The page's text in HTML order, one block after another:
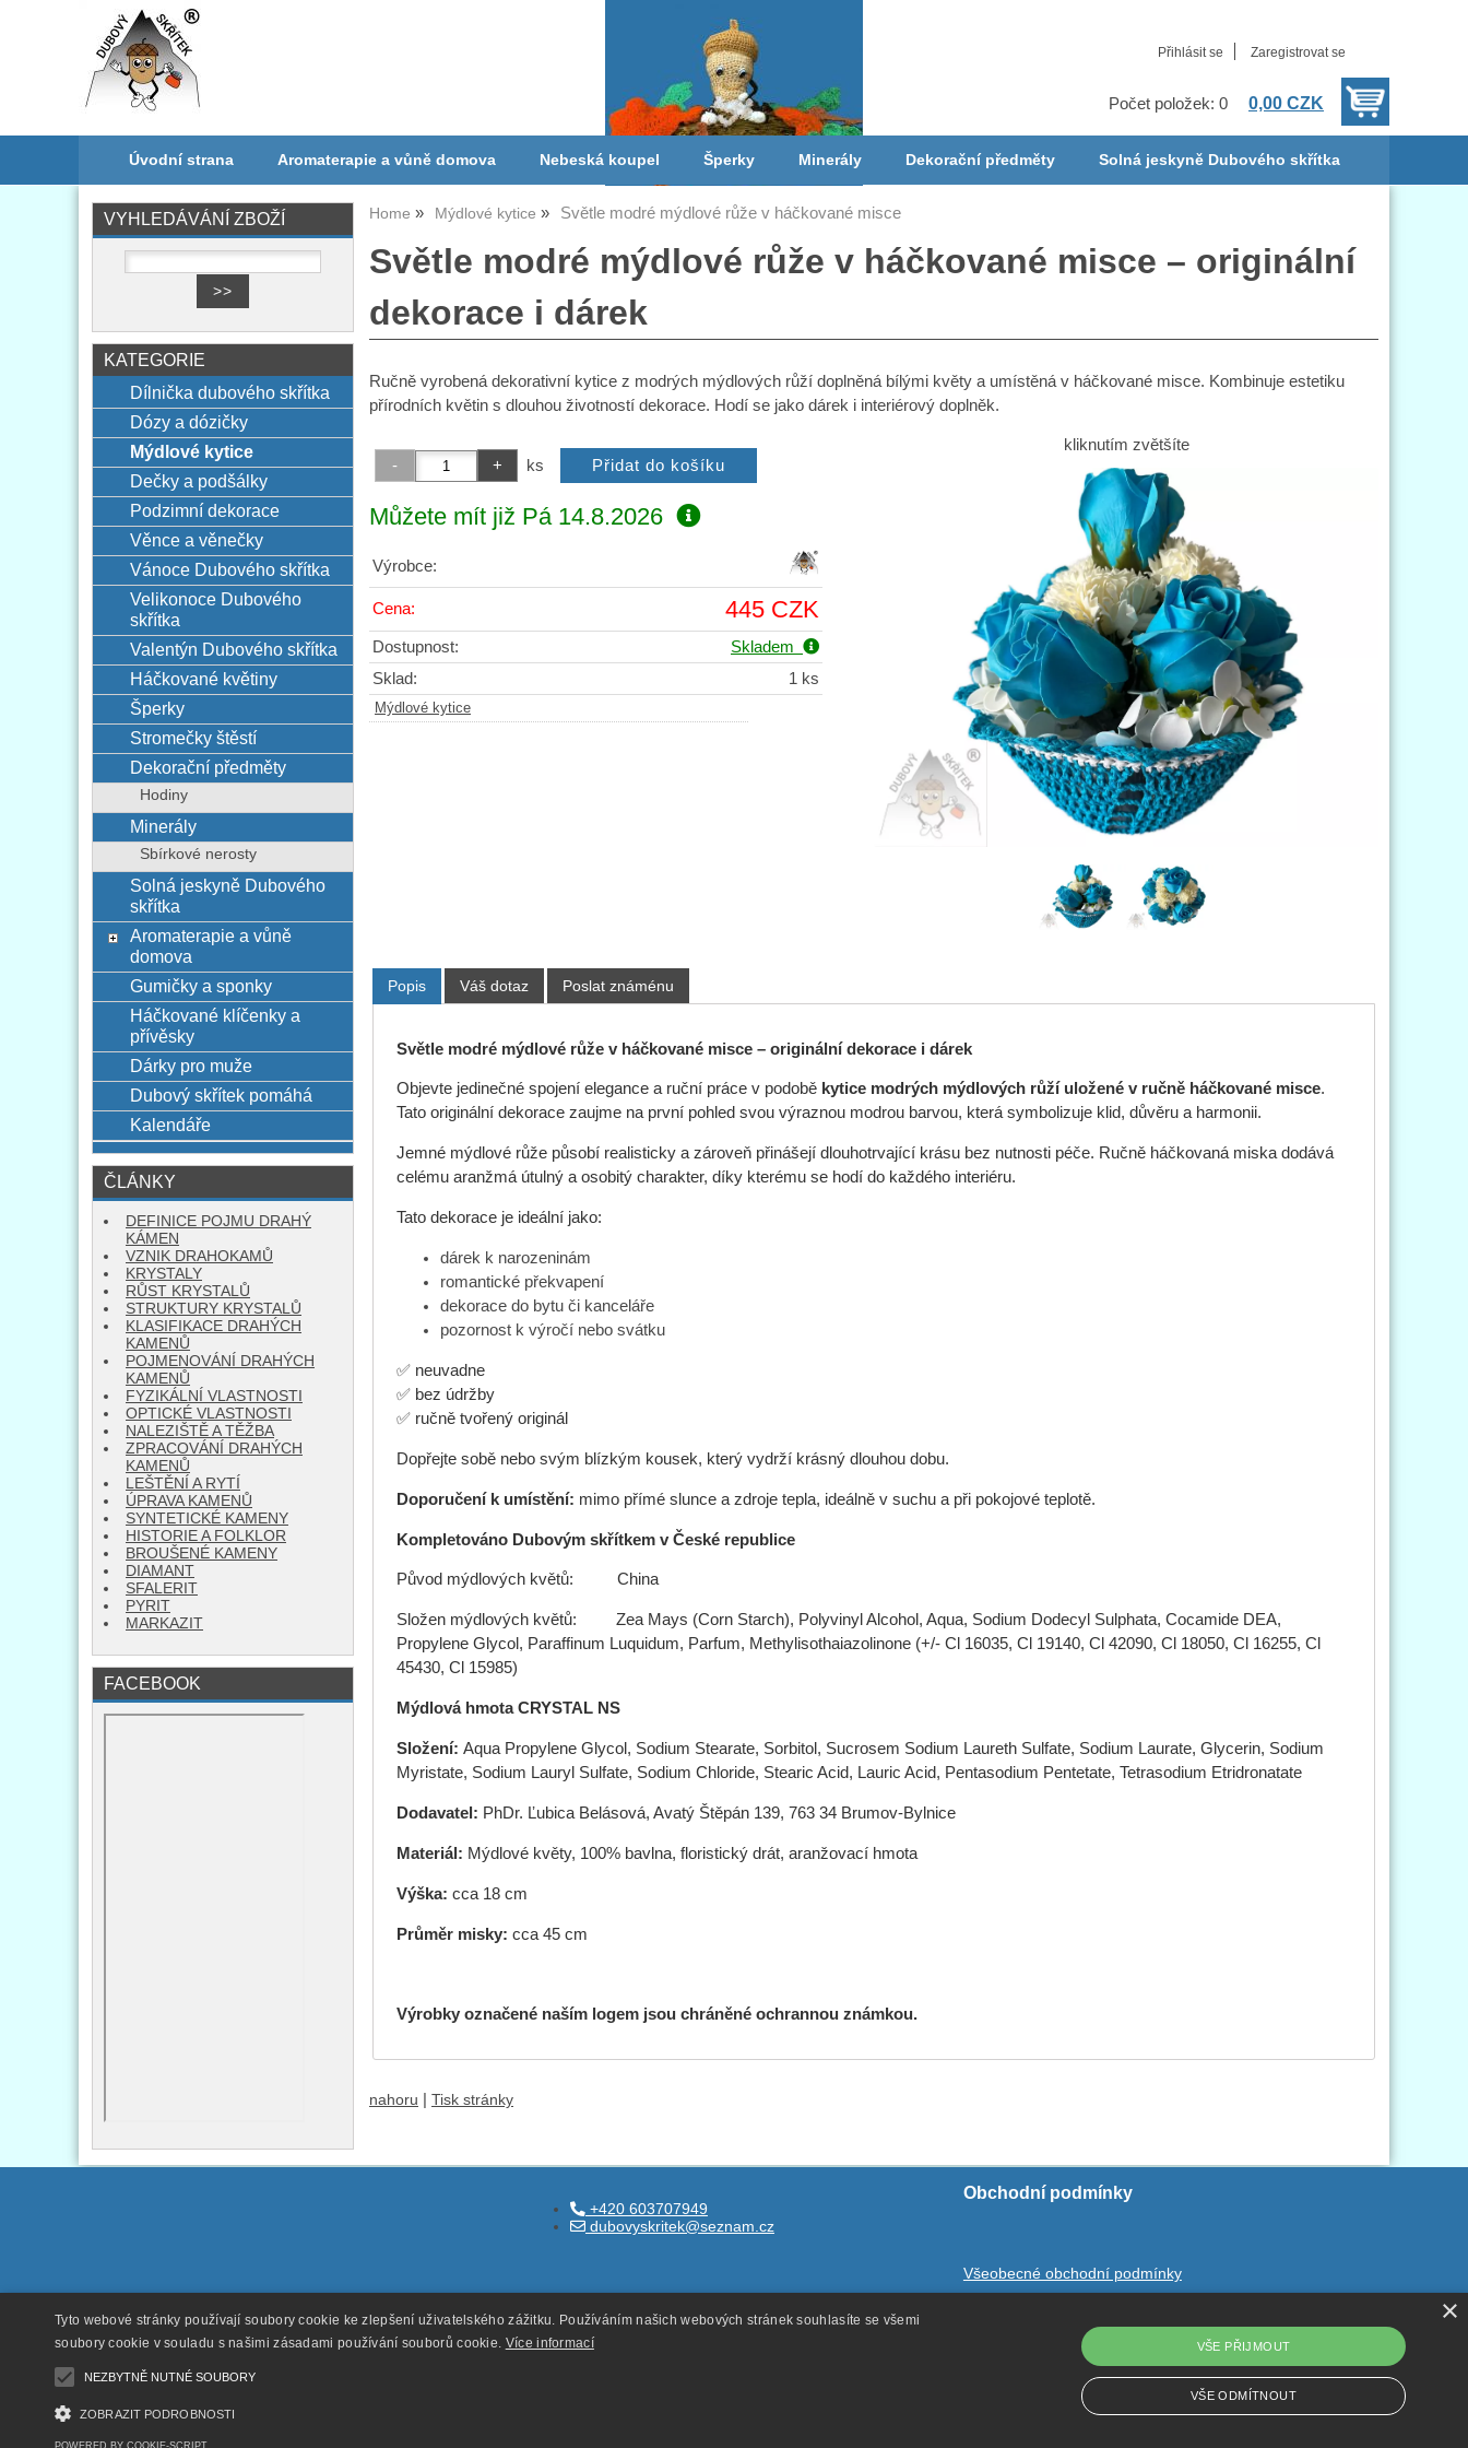
Přihlásit se Zaregistrovat se
Počet položek: 0 0,00 CZK
Úvodní strana Aromaterapie a vůně domova Nebeská koupel Šperky Minerály Dekorační předměty Solná jeskyně Dubového skřítka
Home Mýdlové kytice Světle modré mýdlové růže v háčkované misce
Světle modré mýdlové růže v háčkované misce – originální
dekorace i dárek
Ručně vyrobená dekorativní kytice z modrých mýdlových růží doplněná bílými květy a umístěná v háčkované misce. Kombinuje estetiku
přírodních květin s dlouhou životností dekorace. Hodí se jako dárek i interiérový doplněk.
kliknutím zvětšíte
ks
Můžete mít již Pá 14.8.2026
Výrobce:
Cena: 445 CZK
Dostupnost:
Skladem
Sklad:
1 ks
Mýdlové kytice
Popis Váš dotaz Poslat známénu
Světle modré mýdlové růže v háčkované misce – originální dekorace i dárek
Objevte jedinečné spojení elegance a ruční práce v podobě kytice modrých mýdlových růží uložené v ručně háčkované misce.
Tato originální dekorace zaujme na první pohled svou výraznou modrou barvou, která symbolizuje klid, důvěru a harmonii.
Jemné mýdlové růže působí realisticky a zároveň přinášejí dlouhotrvající krásu bez nutnosti péče. Ručně háčkovaná miska dodává
celému aranžmá útulný a osobitý charakter, díky kterému se hodí do každého interiéru.
Tato dekorace je ideální jako:
dárek k narozeninám
romantické překvapení
dekorace do bytu či kanceláře
pozornost k výročí nebo svátku
✅ neuvadne
✅ bez údržby
✅ ručně tvořený originál
Dopřejte sobě nebo svým blízkým kousek, který vydrží krásný dlouhou dobu.
Doporučení k umístění: mimo přímé slunce a zdroje tepla, ideálně v suchu a při pokojové teplotě.
Kompletováno Dubovým skřítkem v České republice
Původ mýdlových květů: China
Složen mýdlových květů: Zea Mays (Corn Starch), Polyvinyl Alcohol, Aqua, Sodium Dodecyl Sulphata, Cocamide DEA,
Propylene Glycol, Paraffinum Luquidum, Parfum, Methylisothaiazolinone (+/- Cl 16035, Cl 19140, Cl 42090, Cl 18050, Cl 16255, Cl
45430, Cl 15985)
Mýdlová hmota CRYSTAL NS
Složení: Aqua Propylene Glycol, Sodium Stearate, Sorbitol, Sucrosem Sodium Laureth Sulfate, Sodium Laurate, Glycerin, Sodium
Myristate, Sodium Lauryl Sulfate, Sodium Chloride, Stearic Acid, Lauric Acid, Pentasodium Pentetate, Tetrasodium Etridronatate
Dodavatel: PhDr. Ľubica Belásová, Avatý Štěpán 139, 763 34 Brumov-Bylnice
Materiál: Mýdlové květy, 100% bavlna, floristický drát, aranžovací hmota
Výška: cca 18 cm
Průměr misky: cca 45 cm
Výrobky označené naším logem jsou chráněné ochrannou známkou.
nahoru Tisk stránky
VYHLEDÁVÁNÍ ZBOŽÍ
KATEGORIE
Dílnička dubového skřítka
Dózy a dózičky
Mýdlové kytice
Dečky a podšálky
Podzimní dekorace
Věnce a věnečky
Vánoce Dubového skřítka
Velikonoce Dubového
skřítka
Valentýn Dubového skřítka
Háčkované květiny
Šperky
Stromečky štěstí
Dekorační předměty
Hodiny
Minerály
Sbírkové nerosty
Solná jeskyně Dubového
skřítka
Aromaterapie a vůně
domova
Gumičky a sponky
Háčkované klíčenky a
přívěsky
Dárky pro muže
Dubový skřítek pomáhá
Kalendáře
ČLÁNKY
DEFINICE POJMU DRAHÝ
KÁMEN
VZNIK DRAHOKAMŮ
KRYSTALY
RŮST KRYSTALŮ
STRUKTURY KRYSTALŮ
KLASIFIKACE DRAHÝCH
KAMENŮ
POJMENOVÁNÍ DRAHÝCH
KAMENŮ
FYZIKÁLNÍ VLASTNOSTI
OPTICKÉ VLASTNOSTI
NALEZIŠTĚ A TĚŽBA
ZPRACOVÁNÍ DRAHÝCH
KAMENŮ
LEŠTĚNÍ A RYTÍ
ÚPRAVA KAMENŮ
SYNTETICKÉ KAMENY
HISTORIE A FOLKLOR
BROUŠENÉ KAMENY
DIAMANT
SFALERIT
PYRIT
MARKAZIT
FACEBOOK
+420 603707949
dubovyskritek@seznam.cz
Obchodní podmínky
Všeobecné obchodní podmínky
Odstoupení od smlouvy
×
Tyto webové stránky používají soubory cookie ke zlepšení uživatelského zážitku. Používáním našich webových stránek souhlasíte se všemi
soubory cookie v souladu s našimi zásadami používání souborů cookie. Více informací
NEZBYTNĚ NUTNÉ SOUBORY
ZOBRAZIT PODROBNOSTI
VŠE PŘIJMOUT
VŠE ODMÍTNOUT
POWERED BY COOKIE-SCRIPT